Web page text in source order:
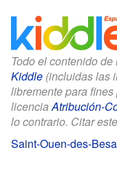
Todo el contenido
Kiddle (incluidas las
libremente para
licenciaAtribución-
lo contrario. Citar
Saint-Ouen-des-